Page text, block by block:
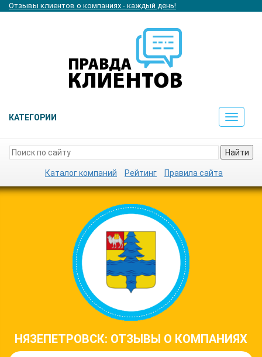
Отзывы клиентов о компаниях - каждый день!
КАТЕГОРИИ
Toggle
Найти
Каталог компаний Рейтинг Правила сайта
НЯЗЕПЕТРОВСК: ОТЗЫВЫ О КОМПАНИЯХ